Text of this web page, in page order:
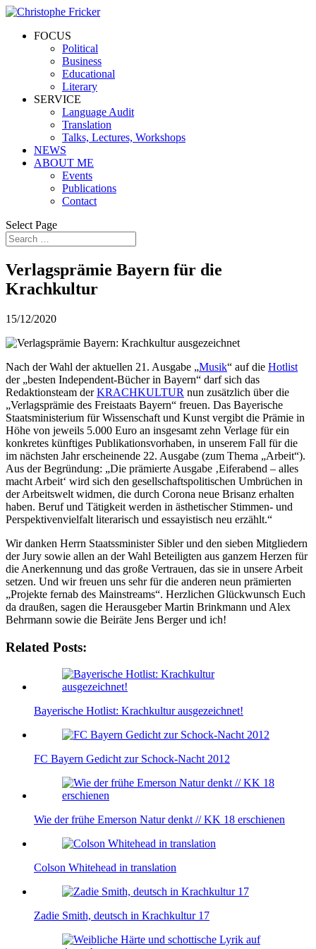
FOCUS
Political
Business
Educational
Literary
SERVICE
Language Audit
Translation
Talks, Lectures, Workshops
NEWS
ABOUT ME
Events
Publications
Contact
Select Page
Verlagsprämie Bayern für die
Krachkultur
15/12/2020
Nach der Wahl der aktuellen 21. Ausgabe „Musik“ auf die Hotlist
der „besten Independent-Bücher in Bayern“ darf sich das
Redaktionsteam derKRACHKULTUR nun zusätzlich über die
„Verlagsprämie des Freistaats Bayern“ freuen. Das Bayerische
Staatsministerium für Wissenschaft und Kunst vergibt die Prämie in
Höhe von jeweils 5.000 Euro an insgesamt zehn Verlage für ein
konkretes künftiges Publikationsvorhaben, in unserem Fall für die
im nächsten Jahr erscheinende 22. Ausgabe (zum Thema „Arbeit“).
Aus der Begründung: „Die prämierte Ausgabe ‚Eiferabend – alles
macht Arbeit‘ wird sich den gesellschaftspolitischen Umbrüchen in
der Arbeitswelt widmen, die durch Corona neue Brisanz erhalten
haben. Beruf und Tätigkeit werden in ästhetischer Stimmen- und
Perspektivenvielfalt literarisch und essayistisch neu erzählt.“
Wir danken Herrn Staatssminister Sibler und den sieben Mitgliedern
der Jury sowie allen an der Wahl Beteiligten aus ganzem Herzen für
die Anerkennung und das große Vertrauen, das sie in unsere Arbeit
setzen. Und wir freuen uns sehr für die anderen neun prämierten
„Projekte fernab des Mainstreams“. Herzlichen Glückwunsch Euch
da draußen, sagen die Herausgeber Martin Brinkmann und Alex
Behrmann sowie die Beiräte Jens Berger und ich!
Related Posts:
Bayerische Hotlist: Krachkultur ausgezeichnet!
FC Bayern Gedicht zur Schock-Nacht 2012
Wie der frühe Emerson Natur denkt // KK 18 erschienen
Colson Whitehead in translation
Zadie Smith, deutsch in Krachkultur 17